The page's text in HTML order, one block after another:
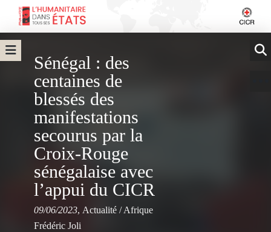
Sénégal : des
centaines de
blessés des
manifestations
secourus par la
Croix-Rouge
sénégalaise avec
l’appui du CICR
09/06/2023, Actualité /Afrique
Frédéric Joli